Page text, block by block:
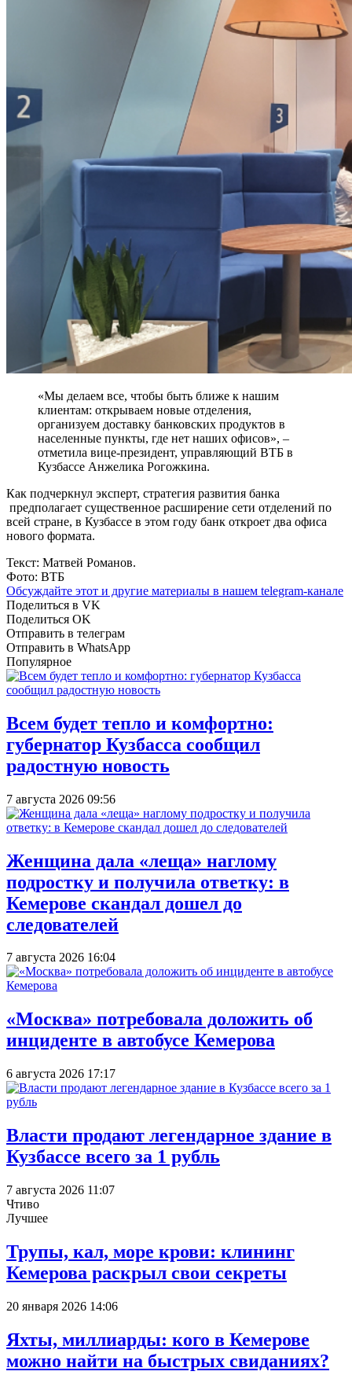
«Мы делаем все, чтобы быть ближе к нашим
клиентам: открываем новые отделения,
организуем доставку банковских продуктов в
населенные пункты, где нет наших офисов», –
отметила вице-президент, управляющий ВТБ в
Кузбассе Анжелика Рогожкина.
Как подчеркнул эксперт, стратегия развития банка
предполагает существенное расширение сети отделений по
всей стране, в Кузбассе в этом году банк откроет два офиса
нового формата.
Текст: Матвей Романов.
Фото: ВТБ
Обсуждайте этот и другие материалы в нашем telegram-канале
Поделиться в VK
Поделиться OK
Отправить в телеграм
Отправить в WhatsApp
Популярное
Всем будет тепло и комфортно:
губернатор Кузбасса сообщил
радостную новость
7 августа 2026 09:56
Женщина дала «леща» наглому
подростку и получила ответку: в
Кемерове скандал дошел до
следователей
7 августа 2026 16:04
«Москва» потребовала доложить об
инциденте в автобусе Кемерова
6 августа 2026 17:17
Власти продают легендарное здание в
Кузбассе всего за 1 рубль
7 августа 2026 11:07
Чтиво
Лучшее
Трупы, кал, море крови: клининг
Кемерова раскрыл свои секреты
20 января 2026 14:06
Яхты, миллиарды: кого в Кемерове
можно найти на быстрых свиданиях?